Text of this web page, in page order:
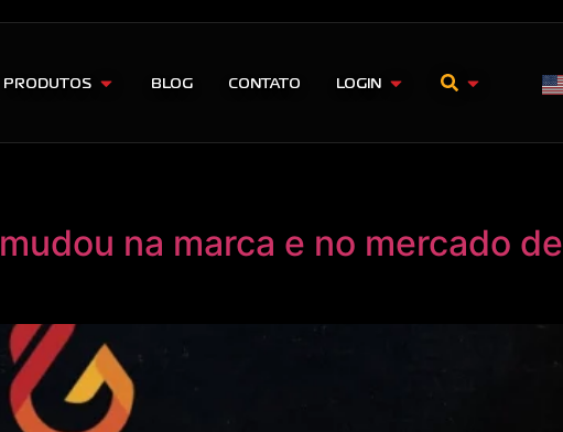
PRODUTOS BLOG CONTATO LOGIN
na marca e no mercado de